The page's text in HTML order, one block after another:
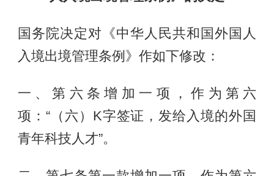
国务院决定对《中华人民共和国外国人
入境出境管理条例》作如下修改：
一、第六条增加一项，作为第六
项：“（六）K字签证，发给入境的外国
青年科技人才”。